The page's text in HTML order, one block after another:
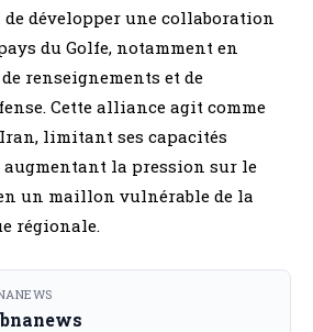
développer une collaboration
du Golfe, notamment en
renseignements et de
Cette alliance agit comme
limitant ses capacités
augmentant la pression sur le
un maillon vulnérable de la
régionale.